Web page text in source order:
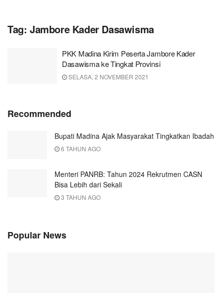
Tag: Jambore Kader Dasawisma
PKK Madina Kirim Peserta Jambore Kader
Dasawisma ke Tingkat Provinsi
SELASA, 2 NOVEMBER 2021
Recommended
Bupati Madina Ajak Masyarakat Tingkatkan Ibadah
6 TAHUN AGO
Menteri PANRB: Tahun 2024 Rekrutmen CASN
Bisa Lebih dari Sekali
3 TAHUN AGO
Popular News